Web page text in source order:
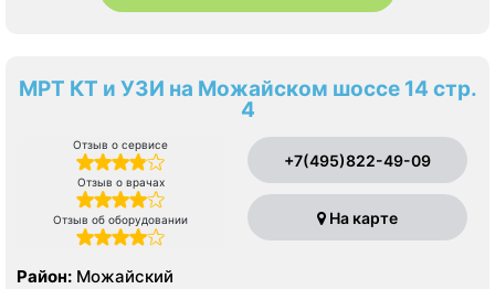
МРТ КТ и УЗИ на Можайском шоссе 14 стр.
4
Отзыв о сервисе
Отзыв о врачах
Отзыв об оборудовании
+7(495)822-49-09
На карте
Район: Можайский